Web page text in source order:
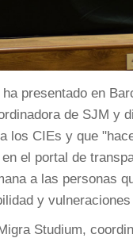
presentado en
de SJM y
los CIEs y que
el portal de
a las personas
y
Studium,